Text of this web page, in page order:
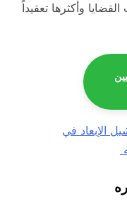
وأكثرها تعقيداً
الإبعاد في